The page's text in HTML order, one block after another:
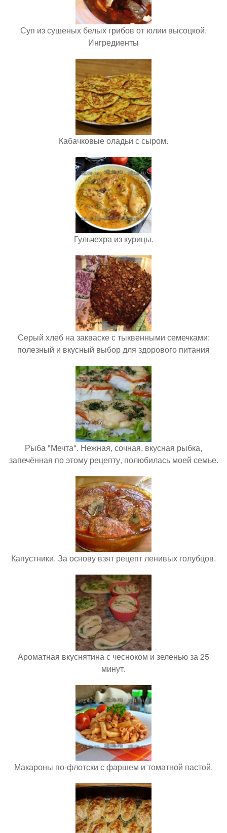
Суп из сушеных белых грибов от юлии высоцкой.
Ингредиенты
Кабачковые оладьи с сыром.
Гульчехра из курицы.
Серый хлеб на закваске с тыквенными семечками:
полезный и вкусный выбор для здорового питания
Рыба "Мечта". Нежная, сочная, вкусная рыбка,
запечённая по этому рецепту, полюбилась моей семье.
Капустники. За основу взят рецепт ленивых голубцов.
Ароматная вкуснятина с чесноком и зеленью за 25
минут.
Макароны по-флотски с фаршем и томатной пастой.